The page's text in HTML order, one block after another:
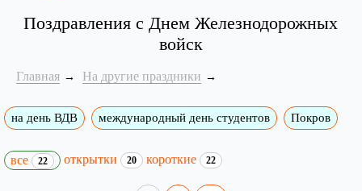
Поздравления с Днем Железнодорожных
войск
Главная На другие праздники
на день ВДВ международный день студентов Покров
все 22 открытки 20 короткие 22